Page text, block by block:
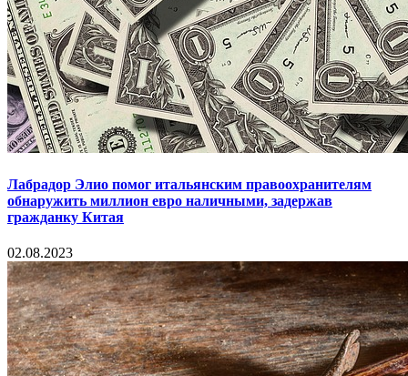
Лабрадор Элио помог итальянским правоохранителям
обнаружить миллион евро наличными, задержав
гражданку Китая
02.08.2023